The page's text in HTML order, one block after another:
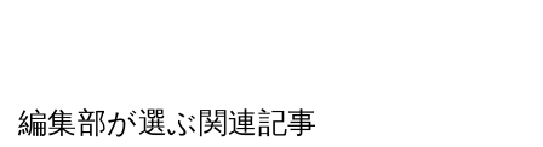
編集部が選ぶ関連記事